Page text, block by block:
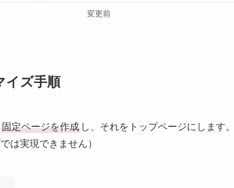
変更前
イズ手順
固定ページを作成 し、それをトップページにします
は実現できません）